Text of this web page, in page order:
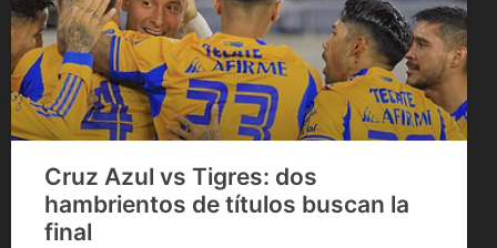
Cruz Azul vs Tigres: dos
hambrientos de títulos buscan la
final